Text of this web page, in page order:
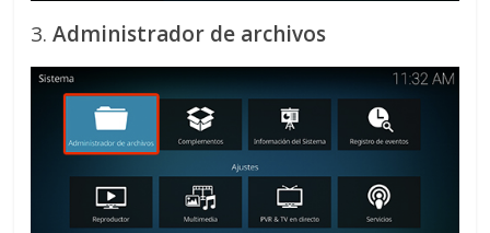
3.Administrador de archivos